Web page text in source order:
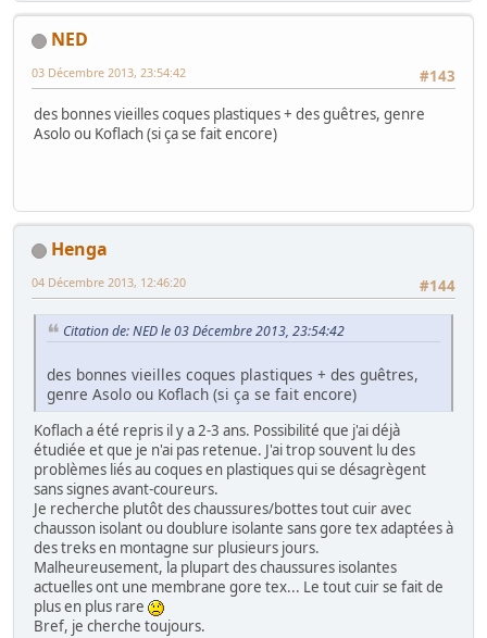
NED
#143
03 Décembre 2013, 23:54:42
des bonnes vieilles coques plastiques + des guêtres, genre
Asolo ou Koflach (si ça se fait encore)
Henga
#144
04 Décembre 2013, 12:46:20
Citation de: NED le 03 Décembre 2013, 23:54:42
des bonnes vieilles coques plastiques + des guêtres,
genre Asolo ou Koflach (si ça se fait encore)
Koflach a été repris il y a 2-3 ans. Possibilité que j'ai déjà
étudiée et que je n'ai pas retenue. J'ai trop souvent lu des
problèmes liés au coques en plastiques qui se désagrègent
sans signes avant-coureurs.
Je recherche plutôt des chaussures/bottes tout cuir avec
chausson isolant ou doublure isolante sans gore tex adaptées à
des treks en montagne sur plusieurs jours.
Malheureusement, la plupart des chaussures isolantes
actuelles ont une membrane gore tex... Le tout cuir se fait de
plus en plus rare
Bref, je cherche toujours.